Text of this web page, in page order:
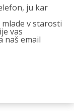
ju kar
v starosti
vas
naš email